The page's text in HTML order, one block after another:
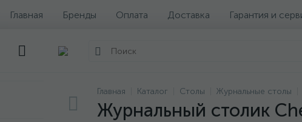
Главная Бренды Оплата Доставка Гарантия и
Главная Каталог Столы Журнальные столы
Журнальный столик